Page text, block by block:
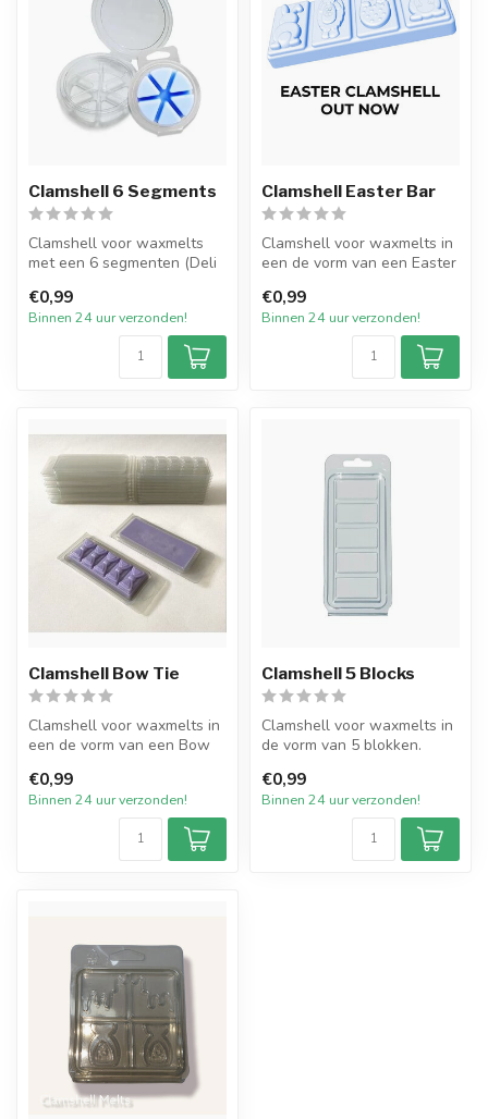
Clamshell 6 Segments
Clamshell voor waxmelts
met een 6 segmenten (Deli
vor...
€0,99
Binnen 24 uur verzonden!
Clamshell Easter Bar
Clamshell voor waxmelts in
een de vorm van een Easter
€0,99
Binnen 24 uur verzonden!
Clamshell Bow Tie
Clamshell voor waxmelts in
een de vorm van een Bow
€0,99
Binnen 24 uur verzonden!
Clamshell 5 Blocks
Clamshell voor waxmelts in
de vorm van 5 blokken.
voo...
€0,99
Binnen 24 uur verzonden!